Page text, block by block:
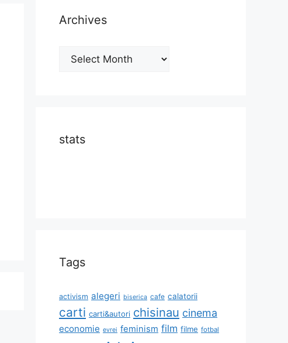
Archives
Archives
stats
Tags
activism alegeri biserica cafe calatorii
carti carti&autori chisinau cinema
economie evrei feminism film filme fotbal